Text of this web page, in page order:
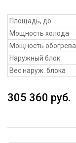
Площадь, до
Мощность холода
Мощность обогрева
Наружный блок
Вес наруж. блока
305 360 руб.